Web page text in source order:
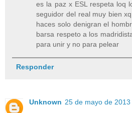
es la paz x ESL respeta loq
seguidor del real muy bien
haces solo denigran el
barsa respeto a los
para unir y no para pelear
Responder
Unknown 25 de mayo de